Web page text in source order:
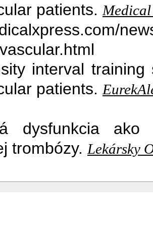
patients. Medical
interval
patients.
dysfunkcia
trombózy. Lekársky